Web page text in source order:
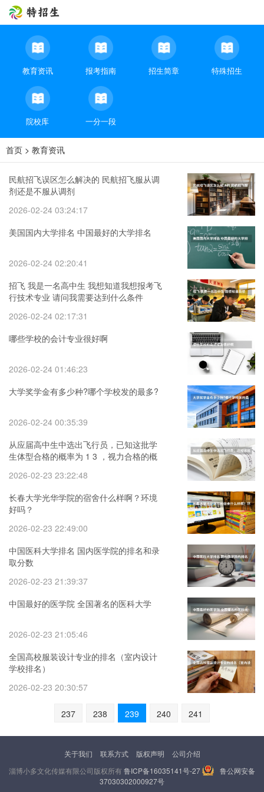
教育资讯 报考指南 招生简章 特殊招生
院校库 一分一段
首页 > 教育资讯
民航招飞误区怎么解决的 民航招飞服从调
剂还是不服从调剂
2026-02-24 03:24:17
美国国内大学排名 中国最好的大学排名
2026-02-24 02:20:41
招飞 我是一名高中生 我想知道我想报考飞
行技术专业 请问我需要达到什么条件
2026-02-24 02:17:31
哪些学校的会计专业很好啊
2026-02-24 01:46:23
大学奖学金有多少种?哪个学校发的最多?
2026-02-24 00:35:39
从应届高中生中选出飞行员，已知这批学
生体型合格的概率为 1 3 ，视力合格的概
2026-02-23 23:22:48
长春大学光华学院的宿舍什么样啊？环境
好吗？
2026-02-23 22:49:00
中国医科大学排名 国内医学院的排名和录
取分数
2026-02-23 21:39:37
中国最好的医学院 全国著名的医科大学
2026-02-23 21:05:46
全国高校服装设计专业的排名（室内设计
学校排名）
2026-02-23 20:30:57
237 238 239 240 241
关于我们 联系方式 版权声明
公司介绍
淄博小多文化传媒有限公司版权所有鲁ICP备16035141号-27
鲁公网安备
37030302000927号